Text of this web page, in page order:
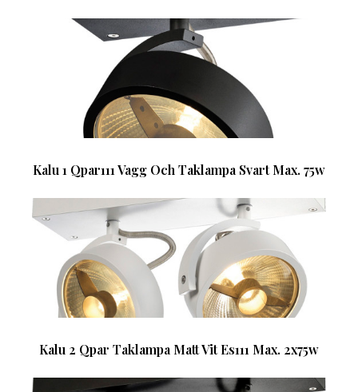
Kalu 1 Qpar111 Vagg Och Taklampa Svart Max. 75w
Kalu 2 Qpar Taklampa Matt Vit Es111 Max. 2x75w